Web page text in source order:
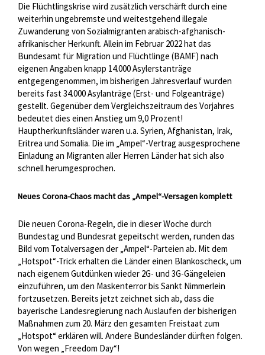
Die Flüchtlingskrise wird zusätzlich verschärft durch eine
weiterhin ungebremste und weitestgehend illegale
Zuwanderung von Sozialmigranten arabisch-afghanisch-
afrikanischer Herkunft. Allein im Februar 2022 hat das
Bundesamt für Migration und Flüchtlinge (BAMF) nach
eigenen Angaben knapp 14.000 Asylerstanträge
entgegengenommen, im bisherigen Jahresverlauf wurden
bereits fast 34.000 Asylanträge (Erst- und Folgeanträge)
gestellt. Gegenüber dem Vergleichszeitraum des Vorjahres
bedeutet dies einen Anstieg um 9,0 Prozent!
Hauptherkunftsländer waren u.a. Syrien, Afghanistan, Irak,
Eritrea und Somalia. Die im „Ampel“-Vertrag ausgesprochene
Einladung an Migranten aller Herren Länder hat sich also
schnell herumgesprochen.
Neues Corona-Chaos macht das „Ampel“-Versagen komplett
Die neuen Corona-Regeln, die in dieser Woche durch
Bundestag und Bundesrat gepeitscht werden, runden das
Bild vom Totalversagen der „Ampel“-Parteien ab. Mit dem
„Hotspot“-Trick erhalten die Länder einen Blankoscheck, um
nach eigenem Gutdünken wieder 2G- und 3G-Gängeleien
einzuführen, um den Maskenterror bis Sankt Nimmerlein
fortzusetzen. Bereits jetzt zeichnet sich ab, dass die
bayerische Landesregierung nach Auslaufen der bisherigen
Maßnahmen zum 20. März den gesamten Freistaat zum
„Hotspot“ erklären will. Andere Bundesländer dürften folgen.
Von wegen „Freedom Day“!